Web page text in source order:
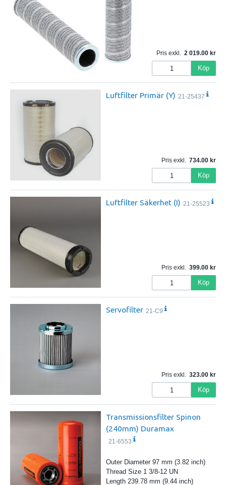
Pris exkl. 2 019.00
Köp
Luftfilter Primär (Y) 21-25437
Pris exkl. 734.00
Köp
Luftfilter Säkerhet (I) 21-25523
Pris exkl. 399.00
Köp
Servofilter 21-C9
Pris exkl. 323.00
Köp
Transmissionsfilter Spinon
(240mm) Duramax
21-6553
Outer Diameter 97 mm (3.82 inch)
Thread Size 1 3/8-12 UN
Length 239.78 mm (9.44 inch)